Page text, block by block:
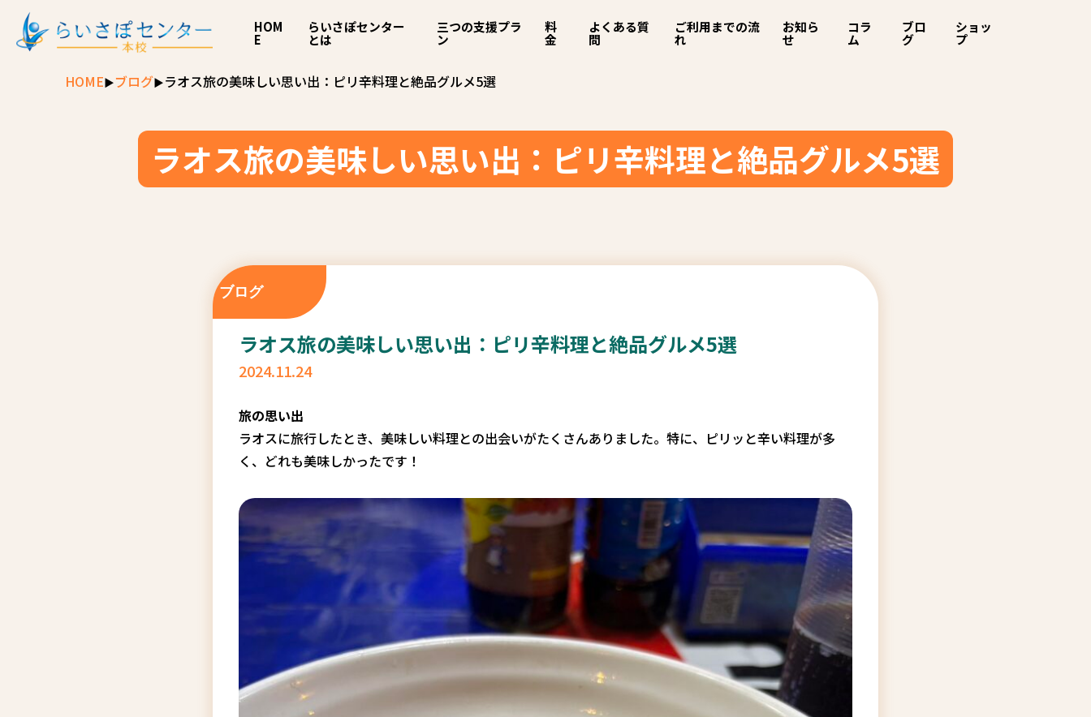
HOM
E
らいさぽセンター
とは
三つの支援プラ
ン
料
金
よくある質
問
ご利用までの流
れ
お知ら
せ
コラ
ム
ブロ
グ
ショッ
プ
HOME ブログ ラオス旅の美味しい思い出：ピリ辛料理と絶品グルメ5選
ラオス旅の美味しい思い出：ピリ辛料理と絶品グルメ5選
ブログ
ラオス旅の美味しい思い出：ピリ辛料理と絶品グルメ5選
2024.11.24
旅の思い出
ラオスに旅行したとき、美味しい料理との出会いがたくさんありました。特に、ピリッと辛い料理が多
く、どれも美味しかったです！